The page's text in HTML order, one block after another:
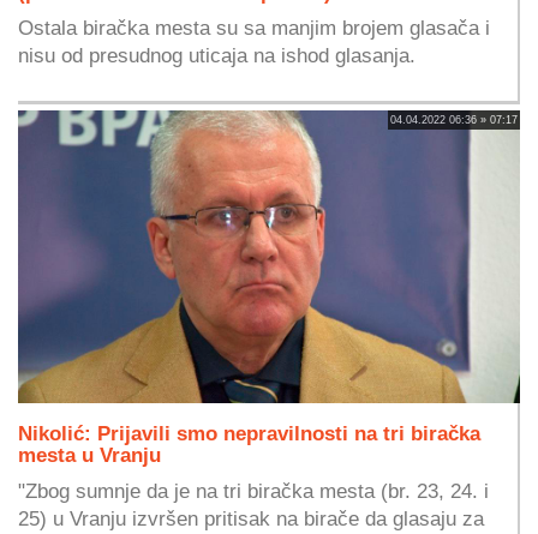
Ostala biračka mesta su sa manjim brojem glasača i
nisu od presudnog uticaja na ishod glasanja.
04.04.2022 06:36 » 07:17
Nikolić: Prijavili smo nepravilnosti na tri biračka
mesta u Vranju
"Zbog sumnje da je na tri biračka mesta (br. 23, 24. i
25) u Vranju izvršen pritisak na birače da glasaju za